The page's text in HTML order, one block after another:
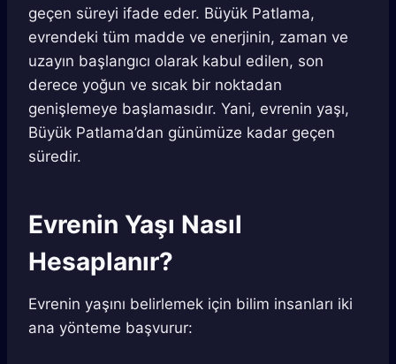
geçen süreyi ifade eder. Büyük Patlama,
evrendeki tüm madde ve enerjinin, zaman ve
uzayın başlangıcı olarak kabul edilen, son
derece yoğun ve sıcak bir noktadan
genişlemeye başlamasıdır. Yani, evrenin yaşı,
Büyük Patlama’dan günümüze kadar geçen
süredir.
Evrenin Yaşı Nasıl
Hesaplanır?
Evrenin yaşını belirlemek için bilim insanları iki
ana yönteme başvurur: